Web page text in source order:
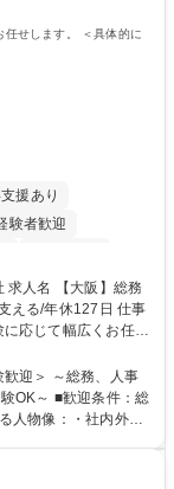
任せします。 ＜具体的に
援あり
験者歓迎
り 食事補助あり
/年休127日 仕事
応じて幅広くお任せ
事務所勤務ですが、
り・宿泊を伴う国内
助け合いながら、総
迎＞ ～総務、人事
OK～ ■歓迎条件：総